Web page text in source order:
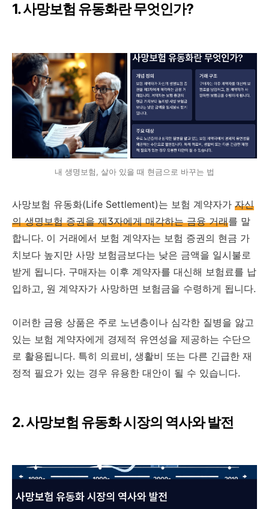
1. 사망보험 유동화란 무엇인가?
내 생명보험, 살아 있을 때 현금으로 바꾸는 법
사망보험 유동화(Life Settlement)는 보험 계약자가 자신
의 생명보험 증권을 제3자에게 매각하는 금융 거래를 말
합니다. 이 거래에서 보험 계약자는 보험 증권의 현금 가
치보다 높지만 사망 보험금보다는 낮은 금액을 일시불로
받게 됩니다. 구매자는 이후 계약자를 대신해 보험료를 납
입하고, 원 계약자가 사망하면 보험금을 수령하게 됩니다.
이러한 금융 상품은 주로 노년층이나 심각한 질병을 앓고
있는 보험 계약자에게 경제적 유연성을 제공하는 수단으
로 활용됩니다. 특히 의료비, 생활비 또는 다른 긴급한 재
정적 필요가 있는 경우 유용한 대안이 될 수 있습니다.
2. 사망보험 유동화 시장의 역사와 발전